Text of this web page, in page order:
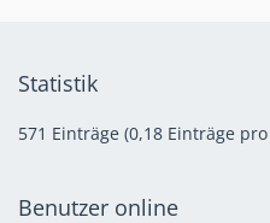
Statistik
571 Einträge (0,18 Einträge
Benutzer online